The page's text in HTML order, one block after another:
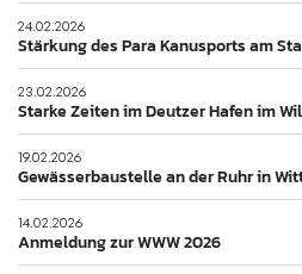
24.02.2026
Stärkung des Para Kanusports am
23.02.2026
Starke Zeiten im Deutzer Hafen im
19.02.2026
Gewässerbaustelle an der Ruhr in
14.02.2026
Anmeldung zur WWW 2026